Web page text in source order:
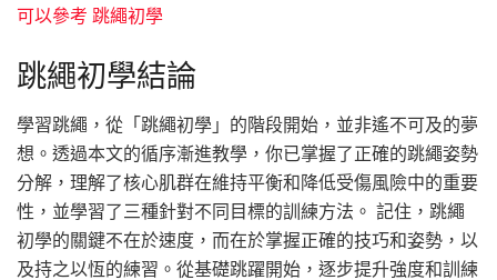
可以參考 跳繩初學
跳繩初學結論
學習跳繩，從「跳繩初學」的階段開始，並非遙不可及的夢
想。透過本文的循序漸進教學，你已掌握了正確的跳繩姿勢
分解，理解了核心肌群在維持平衡和降低受傷風險中的重要
性，並學習了三種針對不同目標的訓練方法。 記住，跳繩
初學的關鍵不在於速度，而在於掌握正確的技巧和姿勢，以
及持之以恆的練習。從基礎跳躍開始，逐步提升強度和訓練